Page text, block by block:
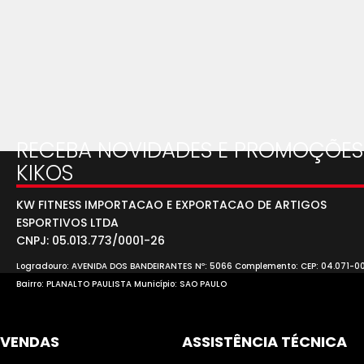
RECEBA NOVIDADES E
KIKOS
KW FITNESS IMPORTACAO E EXPORTACAO DE ARTIGOS
ESPORTIVOS LTDA
CNPJ: 05.013.773/0001-26
Logradouro: AVENIDA DOS BANDEIRANTES Nº: 5066 Complemento: CEP: 04.071-
Bairro: PLANALTO PAULISTA Município: SAO PAULO
VENDAS ASSISTÊNCIA TÉCNICA